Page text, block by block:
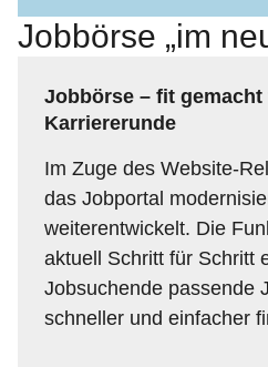
Jobbörse „im
Jobbörse – fit
Karriererunde
Im Zuge des Website-
das Jobportal
weiterentwickelt. Die
aktuell Schritt für Schritt
Jobsuchende passende
schneller und einfacher